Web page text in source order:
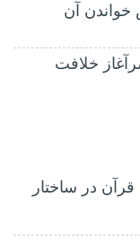
خواندن آن
خلافت
در ساختار